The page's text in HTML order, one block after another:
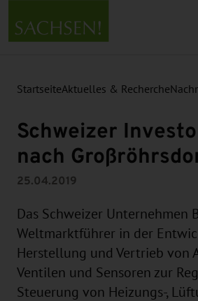
StartseiteAktuelles & Recherche
Schweizer
nach
25.04.2019
Das Schweizer Unternehmen
Weltmarktführer in der
Herstellung und Vertrieb von
Ventilen und Sensoren zur
Steuerung von Heizungs-,